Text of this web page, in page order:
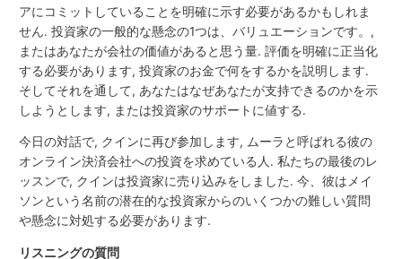
アにコミットしていることを明確に示す必要があるかもしれま
せん. 投資家の一般的な懸念の1つは、バリュエーションです。,
またはあなたが会社の価値があると思う量. 評価を明確に正当化
する必要があります, 投資家のお金で何をするかを説明します.
そしてそれを通して, あなたはなぜあなたが支持できるのかを示
しようとします, または投資家のサポートに値する.
今日の対話で, クインに再び参加します, ムーラと呼ばれる彼の
オンライン決済会社への投資を求めている人. 私たちの最後のレ
ッスンで, クインは投資家に売り込みをしました. 今、彼はメイ
ソンという名前の潜在的な投資家からのいくつかの難しい質問
や懸念に対処する必要があります.
リスニングの質問